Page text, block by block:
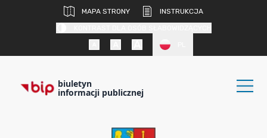
MAPA STRONY
INSTRUKCJA
biuletyn
informacji publicznej